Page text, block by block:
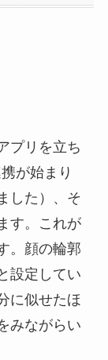
プリを立ち
が始まり
した）、そ
す。これが
。顔の輪郭
設定してい
に似せたほ
みながらい